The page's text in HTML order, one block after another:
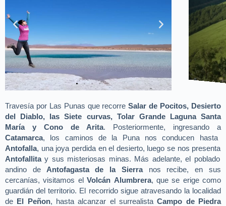
Travesía por Las Punas que recorreSalar de Pocitos, Desierto
del Diablo, las Siete curvas, Tolar Grande Laguna Santa
María y Cono de Arita.
Posteriormente, ingresando a
Catamarca, los caminos de la Puna nos conducen hasta
Antofalla, una joya perdida en el desierto, luego se nos presenta
Antofallitay sus misteriosas minas. Más adelante, el poblado
andino deAntofagasta de la Sierra nos recibe, en sus
cercanías, visitamos elVolcán Alumbrera, que se erige como
guardián del territorio. El recorrido sigue atravesando la localidad
de El Peñon, hasta alcanzar el surrealista Campo de Piedra